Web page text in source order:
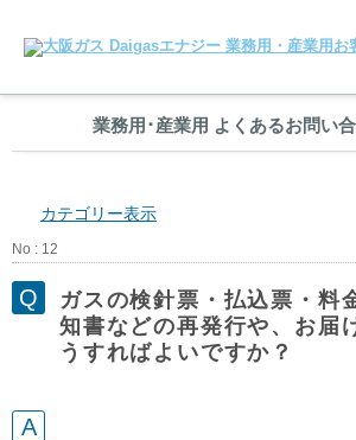
業務用 ･産業用 よくあるお問い
カテゴリー表示
No : 12
ガスの検針票・払込票・料
知書などの再発行や、お届
うすればよいですか？